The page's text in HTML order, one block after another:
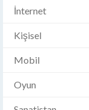
İnternet
Kişisel
Mobil
Oyun